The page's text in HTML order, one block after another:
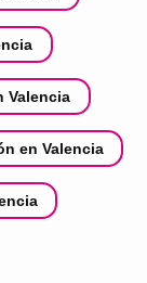
Valencia
en Valencia